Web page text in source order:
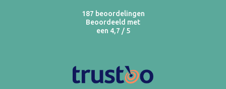
187 beoordelingen
Beoordeeld met
een 4,7 / 5